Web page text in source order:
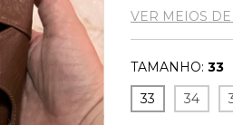
VER MEIOS
TAMANHO: 33
33
34